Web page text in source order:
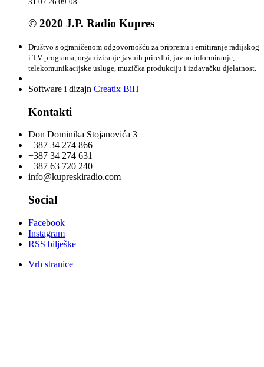
© 2020 J.P. Radio Kupres
Društvo s ograničenom odgovornošću za pripremu i emitiranje radijskog
i TV programa, organiziranje javnih priredbi, javno informiranje,
telekomunikacijske usluge, muzička produkciju i izdavačku djelatnost.
Software i dizajn Creatix BiH
Kontakti
Don Dominika Stojanovića 3
+387 34 274 866
+387 34 274 631
+387 63 720 240
info@kupreskiradio.com
Social
Facebook
Instagram
RSS bilješke
Vrh stranice